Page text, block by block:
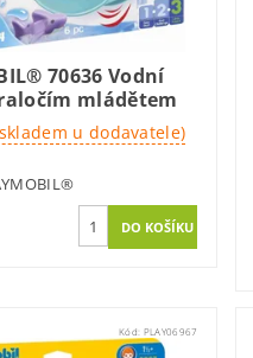
70636 Vodní
mládětem
u dodavatele)
Kód: PLAY06967